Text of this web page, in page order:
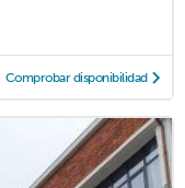
Comprobar disponibilidad